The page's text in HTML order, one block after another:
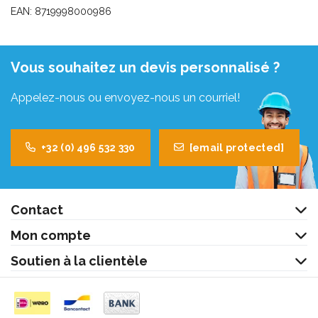
EAN: 8719998000986
Vous souhaitez un devis personnalisé ?
Appelez-nous ou envoyez-nous un courriel!
+32 (0) 496 532 330 [email protected]
Contact
Mon compte
Soutien à la clientèle